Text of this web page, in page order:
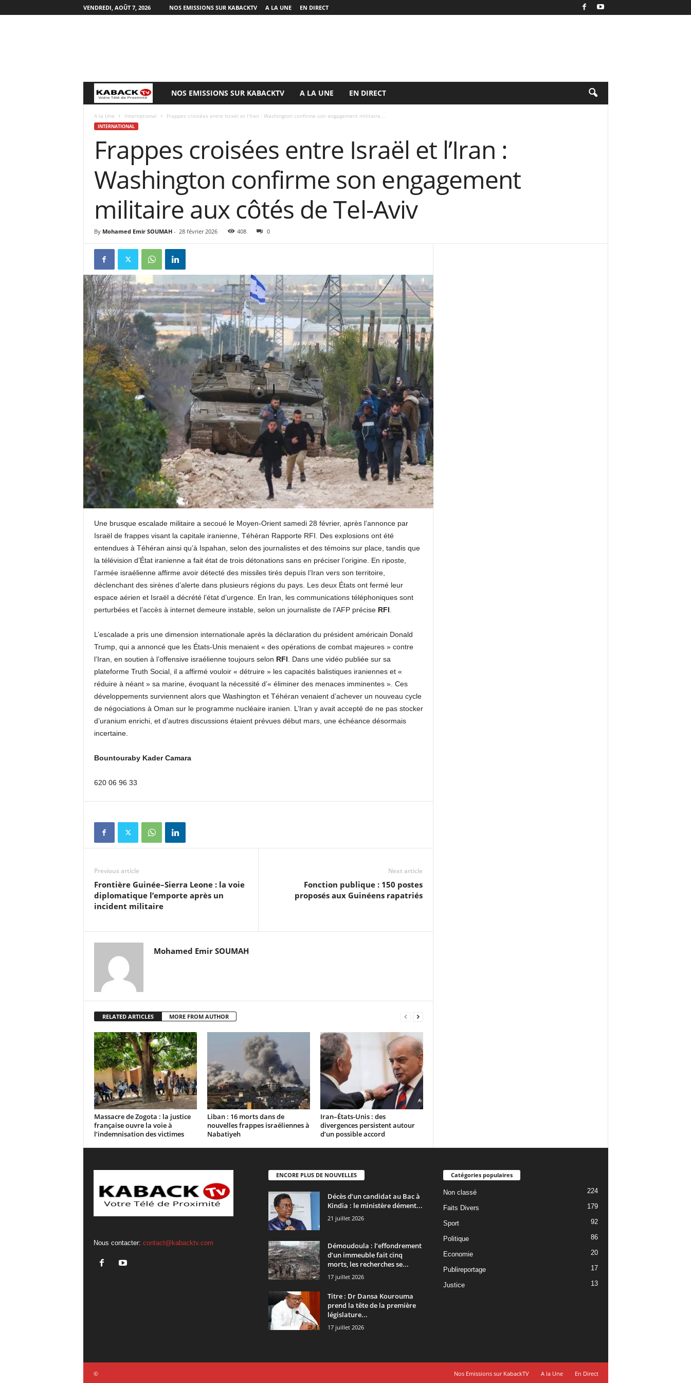
VENDREDI, AOÛT 7, 2026 NOS EMISSIONS SUR KABACKTV A LA UNE EN DIRECT
n
v
e
n
u
e
s
u
r
b
a
c
k
t
v
g
n
e
e
NOS EMISSIONS SUR KABACKTV A LA UNE EN DIRECT
A la Une International Frappes croisées entre Israël et l’Iran : Washington confirme son engagement militaire...
INTERNATIONAL
Frappes croisées entre Israël et l’Iran :
Washington confirme son engagement
militaire aux côtés de Tel-Aviv
By Mohamed Emir SOUMAH- 28 février 2026 408 0
Une brusque escalade militaire a secoué le Moyen-Orient samedi 28 février, après l’annonce par
Israël de frappes visant la capitale iranienne, Téhéran Rapporte RFI. Des explosions ont été
entendues à Téhéran ainsi qu’à Ispahan, selon des journalistes et des témoins sur place, tandis que
la télévision d’État iranienne a fait état de trois détonations sans en préciser l’origine. En riposte,
l’armée israélienne affirme avoir détecté des missiles tirés depuis l’Iran vers son territoire,
déclenchant des sirènes d’alerte dans plusieurs régions du pays. Les deux États ont fermé leur
espace aérien et Israël a décrété l’état d’urgence. En Iran, les communications téléphoniques sont
perturbées et l’accès à internet demeure instable, selon un journaliste de l’AFP précise RFI
L’escalade a pris une dimension internationale après la déclaration du président américain Donald
Trump, qui a annoncé que les États-Unis menaient « des opérations de combat majeures » contre
l’Iran, en soutien à l’offensive israélienne toujours selon RFI . Dans une vidéo publiée sur sa
plateforme Truth Social, il a affirmé vouloir « détruire » les capacités balistiques iraniennes et «
réduire à néant » sa marine, évoquant la nécessité d’« éliminer des menaces imminentes ». Ces
développements surviennent alors que Washington et Téhéran venaient d’achever un nouveau cycle
de négociations à Oman sur le programme nucléaire iranien. L’Iran y avait accepté de ne pas stocker
d’uranium enrichi, et d’autres discussions étaient prévues début mars, une échéance désormais
incertaine.
Bountouraby Kader Camara
620 06 96 33
Previous article
Frontière Guinée–Sierra Leone : la voie
diplomatique l’emporte après un
incident militaire
Next article
Fonction publique : 150 postes
proposés aux Guinéens rapatriés
Mohamed Emir SOUMAH
RELATED ARTICLES MORE FROM AUTHOR
Massacre de Zogota : la justice
française ouvre la voie à
l’indemnisation des victimes
Liban : 16 morts dans de
nouvelles frappes israéliennes à
Nabatiyeh
Iran–États-Unis : des
divergences persistent autour
d’un possible accord
Nous contacter: contact@kabacktv.com
ENCORE PLUS DE NOUVELLES
Décès d’un candidat au Bac à
Kindia : le ministère dément...
21 juillet 2026
Démoudoula : l’effondrement
d’un immeuble fait cinq
morts, les recherches se...
17 juillet 2026
Titre : Dr Dansa Kourouma
prend la tête de la première
législature...
17 juillet 2026
Catégories populaires
Non classé 224
Faits Divers 179
Sport 92
Politique 86
Economie 20
Publireportage 17
Justice 13
Nos Emissions sur KabackTV A la Une En Direct
©